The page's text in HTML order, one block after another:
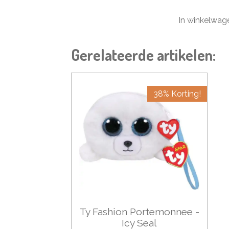
In
Gerelateerde artikelen:
38% Korting!
Ty Fashion Portemonnee -
Icy Seal